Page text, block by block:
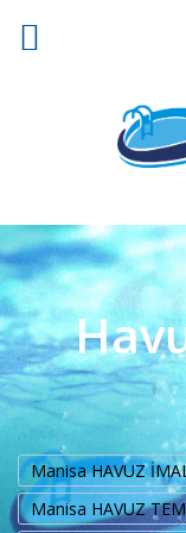
Manisa HAVUZ
Manisa HAVUZ